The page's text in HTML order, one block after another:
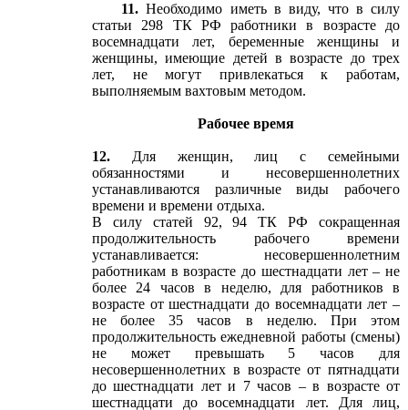
11.Необходимо иметь в виду, что в силу
статьи 298 ТК РФ работники в возрасте до
восемнадцати лет, беременные женщины и
женщины, имеющие детей в возрасте до трех
лет, не могут привлекаться к работам,
выполняемым вахтовым методом.
Рабочее время
12. Для женщин, лиц с семейными
обязанностями и несовершеннолетних
устанавливаются различные виды рабочего
времени и времени отдыха.
В силу статей 92, 94 ТК РФ сокращенная
продолжительность рабочего времени
устанавливается: несовершеннолетним
работникам в возрасте до шестнадцати лет – не
более 24 часов в неделю, для работников в
возрасте от шестнадцати до восемнадцати лет –
не более 35 часов в неделю. При этом
продолжительность ежедневной работы (смены)
не может превышать 5 часов для
несовершеннолетних в возрасте от пятнадцати
до шестнадцати лет и 7 часов – в возрасте от
шестнадцати до восемнадцати лет. Для лиц,